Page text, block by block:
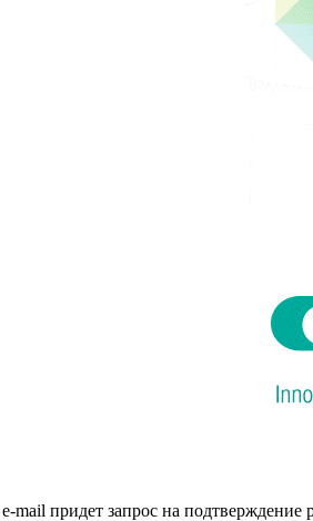
mail придет запрос на подтверждение